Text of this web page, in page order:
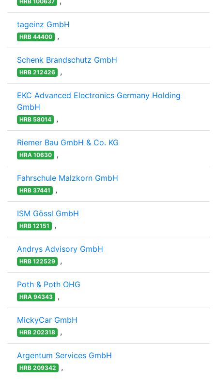
tageinz GmbH
HRB 44400 ,
Schenk Brandschutz GmbH
HRB 212426 ,
EKC Advanced Electronics Germany Holding
GmbH
HRB 58014 ,
Riemer Bau GmbH & Co. KG
HRA 10630 ,
Fahrschule Malzkorn GmbH
HRB 37441 ,
ISM Gössl GmbH
HRB 12151 ,
Andrys Advisory GmbH
HRB 122529 ,
Poth & Poth OHG
HRA 94343 ,
MickyCar GmbH
HRB 202318 ,
Argentum Services GmbH
HRB 209342 ,